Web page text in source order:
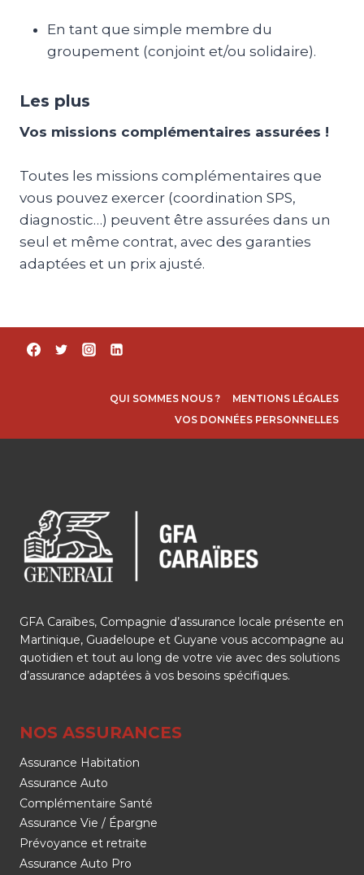
En tant que simple membre du
groupement (conjoint et/ou solidaire).
Les plus
Vos missions complémentaires assurées !
Toutes les missions complémentaires que
vous pouvez exercer (coordination SPS,
diagnostic…) peuvent être assurées dans un
seul et même contrat, avec des garanties
adaptées et un prix ajusté.
QUI SOMMES NOUS ?
MENTIONS LÉGALES
VOS DONNÉES PERSONNELLES
GFA Caraïbes, Compagnie d’assurance locale présente en
Martinique, Guadeloupe et Guyane vous accompagne au
quotidien et tout au long de votre vie avec des solutions
d’assurance adaptées à vos besoins spécifiques.
NOS ASSURANCES
Assurance Habitation
Assurance Auto
Complémentaire Santé
Assurance Vie / Épargne
Prévoyance et retraite
Assurance Auto Pro